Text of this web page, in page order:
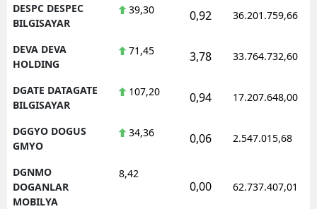
DESPC DESPEC
BILGISAYAR
39,30 0,92 36.201.759,66
DEVA DEVA
HOLDING
71,45 3,78 33.764.732,60
DGATE DATAGATE
BILGISAYAR
107,20 0,94 17.207.648,00
DGGYO DOGUS
GMYO
34,36 0,06 2.547.015,68
DGNMO
DOGANLAR
MOBILYA
8,42
0,00 62.737.407,01